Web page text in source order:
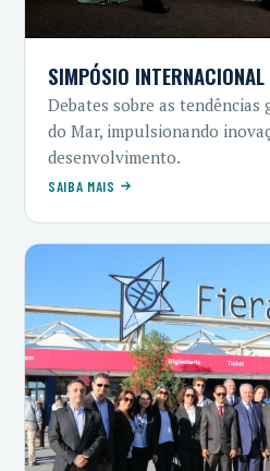
SIMPÓSIO
Debates sobre as tendências
do Mar, impulsionando
desenvolvimento.
SAIBA MAIS